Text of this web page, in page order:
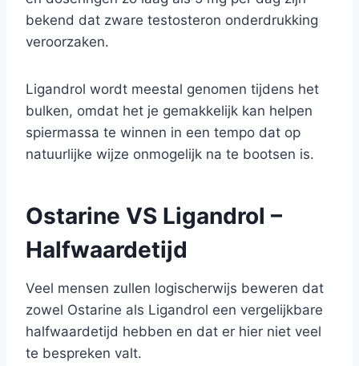
bekend dat zware testosteron onderdrukking
veroorzaken.
Ligandrol wordt meestal genomen tijdens het
bulken, omdat het je gemakkelijk kan helpen
spiermassa te winnen in een tempo dat op
natuurlijke wijze onmogelijk na te bootsen is.
Ostarine VS Ligandrol –
Halfwaardetijd
Veel mensen zullen logischerwijs beweren dat
zowel Ostarine als Ligandrol een vergelijkbare
halfwaardetijd hebben en dat er hier niet veel
te bespreken valt.